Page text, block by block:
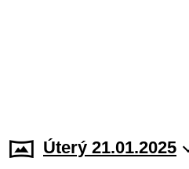
Úterý 21.01.2025